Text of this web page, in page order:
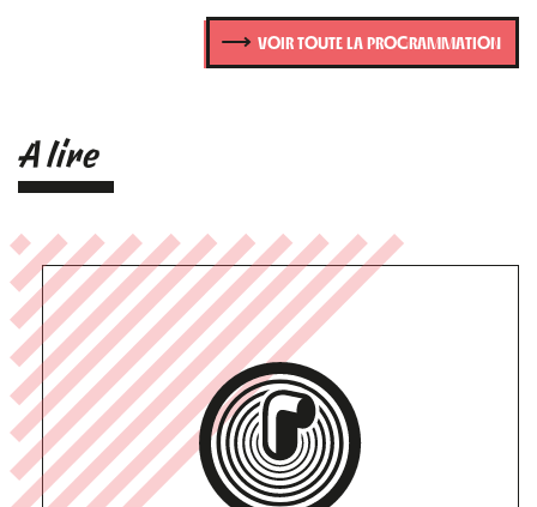
VOIR TOUTE LA PROGRAMMATION
A lire